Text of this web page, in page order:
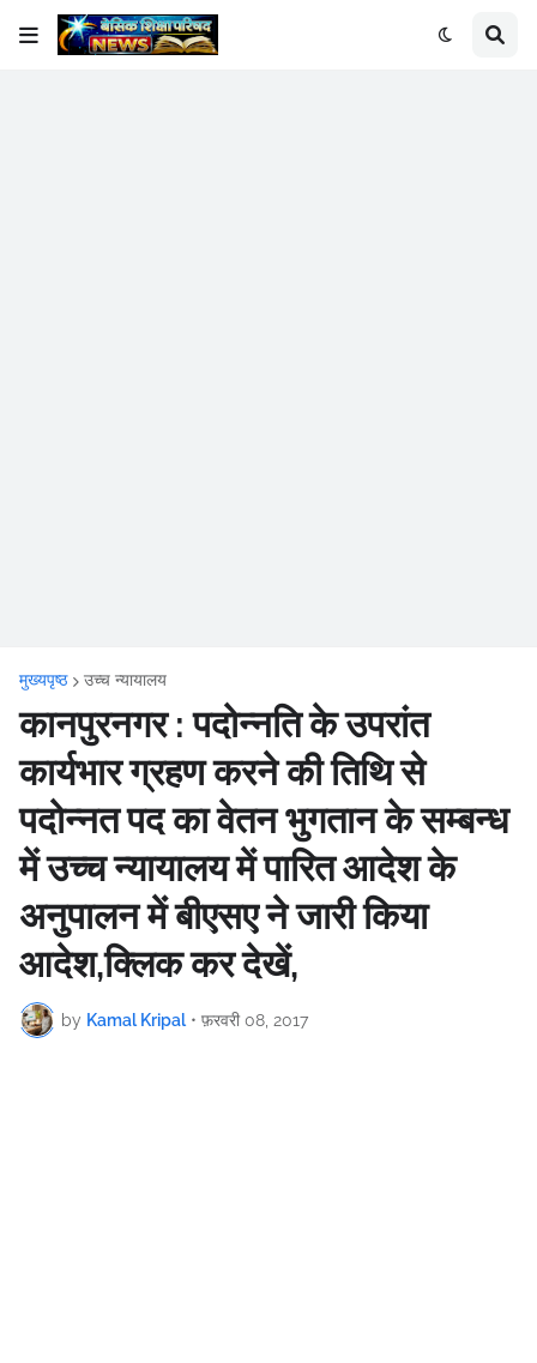
मुख्यपृष्ठ उच्च न्यायालय
कानपुरनगर : पदोन्नति के उपरांत
कार्यभार ग्रहण करने की तिथि से
पदोन्नत पद का वेतन भुगतान के सम्बन्ध
में उच्च न्यायालय में पारित आदेश के
अनुपालन में बीएसए ने जारी किया
आदेश,क्लिक कर देखें,
by Kamal Kripal • फ़रवरी 08, 2017